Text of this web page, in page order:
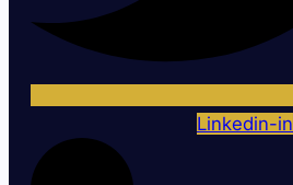
Linkedin-in